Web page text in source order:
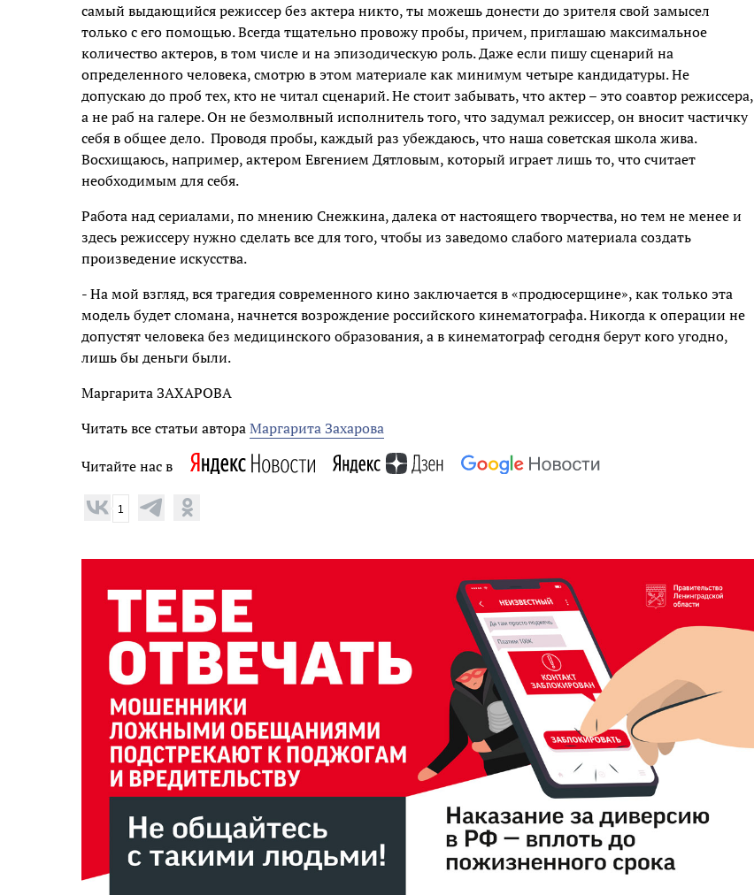
самый выдающийся режиссер без актера никто, ты можешь донести до зрителя свой замысел
только с его помощью. Всегда тщательно провожу пробы, причем, приглашаю максимальное
количество актеров, в том числе и на эпизодическую роль. Даже если пишу сценарий на
определенного человека, смотрю в этом материале как минимум четыре кандидатуры. Не
допускаю до проб тех, кто не читал сценарий. Не стоит забывать, что актер – это соавтор режиссера,
а не раб на галере. Он не безмолвный исполнитель того, что задумал режиссер, он вносит частичку
себя в общее дело. Проводя пробы, каждый раз убеждаюсь, что наша советская школа жива.
Восхищаюсь, например, актером Евгением Дятловым, который играет лишь то, что считает
необходимым для себя.
Работа над сериалами, по мнению Снежкина, далека от настоящего творчества, но тем не менее и
здесь режиссеру нужно сделать все для того, чтобы из заведомо слабого материала создать
произведение искусства.
- На мой взгляд, вся трагедия современного кино заключается в «продюсерщине», как только эта
модель будет сломана, начнется возрождение российского кинематографа. Никогда к операции не
допустят человека без медицинского образования, а в кинематограф сегодня берут кого угодно,
лишь бы деньги были.
Маргарита ЗАХАРОВА
Читать все статьи автораМаргарита Захарова
Читайте нас в
1